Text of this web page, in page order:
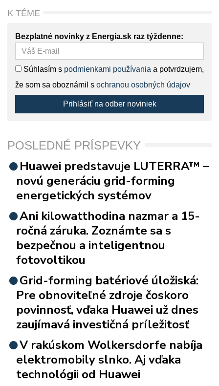
K TÉME
Bezplatné novinky z Energia.sk raz týždenne:
Súhlasím s podmienkami používania a potvrdzujem,
že som sa oboznámil s ochranou osobných údajov
Prihlásiť na odber noviniek
POSLEDNÉ PRÍSPEVKY
Huawei predstavuje LUTERRA™ –
novú generáciu grid-forming
energetických systémov
Ani kilowatthodina nazmar a 15-
ročná záruka. Zoznámte sa s
bezpečnou a inteligentnou
fotovoltikou
Grid-forming batériové úložiská:
Pre obnoviteľné zdroje čoskoro
povinnosť, vďaka Huawei už dnes
zaujímavá investičná príležitosť
V rakúskom Wolkersdorfe nabíja
elektromobily slnko. Aj vďaka
technológii od Huawei